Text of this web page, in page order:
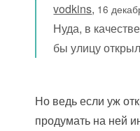
vodkins, 16
Нуда, в
бы улицу
Но ведь если уж
продумать на ней